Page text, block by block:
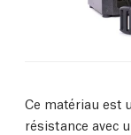
Ce matériau est
résistance avec